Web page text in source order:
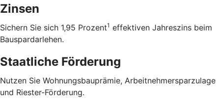
Zinsen
Sichern Sie sich 1,95 Prozent1 effektiven Jahreszins beim
Bauspardarlehen.
Staatliche Förderung
Nutzen Sie Wohnungsbauprämie, Arbeitnehmersparzulage
und Riester-Förderung.